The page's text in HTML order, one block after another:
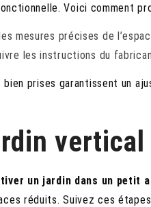
Voici comment
mesures précises de
les instructions du
bien prises garantissent un
un jardin dans un petit
réduits. Suivez ces